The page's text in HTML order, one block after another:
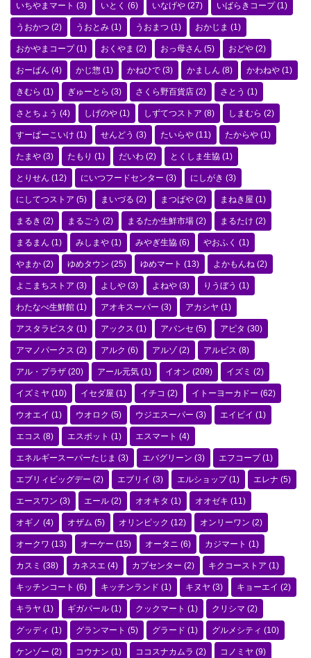
いちやまマート (3) いとく (6) いなげや (27) いばらきコープ(1)
うおかつ (2) うおとみ (1) うおまつ (1) おかじま (1)
おかやまコープ(1) おくやま (2) おっ母さん (5) おどや (2)
おーばん (4) かじ惣 (1) かねひで (3) かましん (8) かわねや (1)
きむら (1) ぎゅーとら (3) さくら野百貨店 (2) さとう (1)
さとちょう (4) しげのや (1) しずてつストア (8) しまむら (2)
すーぱーこいけ (1) せんどう (3) たいらや (11) たからや (1)
たまや (3) たもり (1) だいわ (2) とくしま生協 (1)
とりせん (12) にいつフードセンター (3) にしがき (3)
にしてつストア (5) まいづる (2) まつばや (2) まねき屋 (1)
まるき (2) まるごう (2) まるたか生鮮市場 (2) まるたけ (2)
まるまん (1) みしまや (1) みやぎ生協 (6) やおふく (1)
やまか (2) ゆめタウン (25) ゆめマート (13) よかもんね (2)
よこまちストア (3) よしや (3) よねや (3) りうぼう (1)
わたなべ生鮮館 (1) アオキスーパー (3) アカシヤ (1)
アスタラビスタ (1) アックス (1) アバンセ (5) アピタ (30)
アマノパークス (2) アルク (6) アルゾ(2) アルビス (8)
アル・プラザ (20) アール元気 (1) イオン (209) イズミ (2)
イズミヤ (10) イセダ屋 (1) イチコ (2) イトーヨーカドー (62)
ウオエイ (1) ウオロク (5) ウジエスーパー (3) エイビイ (1)
エコス (8) エスポット (1) エスマート (4)
エネルギースーパーたじま (3) エバグリーン (3) エフコープ(1)
エブリィビッグデー (2) エブリイ (3) エルショップ(1) エレナ (5)
エースワン (3) エール (2) オオキタ (1) オオゼキ (11)
オギノ (4) オザム (5) オリンピック (12) オンリーワン (2)
オークワ (13) オーケー (15) オータニ (6) カジマート (1)
カスミ (38) カネスエ (4) カブセンター (2) キクコーストア (1)
キッチンコート (6) キッチンランド (1) キヌヤ (3) キョーエイ (2)
キラヤ (1) ギガパール (1) クックマート (1) クリシマ (2)
グッディ (1) グランマート (5) グラード (1) グルメシティ (10)
ケンゾー (2) コウナン (1) ココスナカムラ (2) コノミヤ (9)